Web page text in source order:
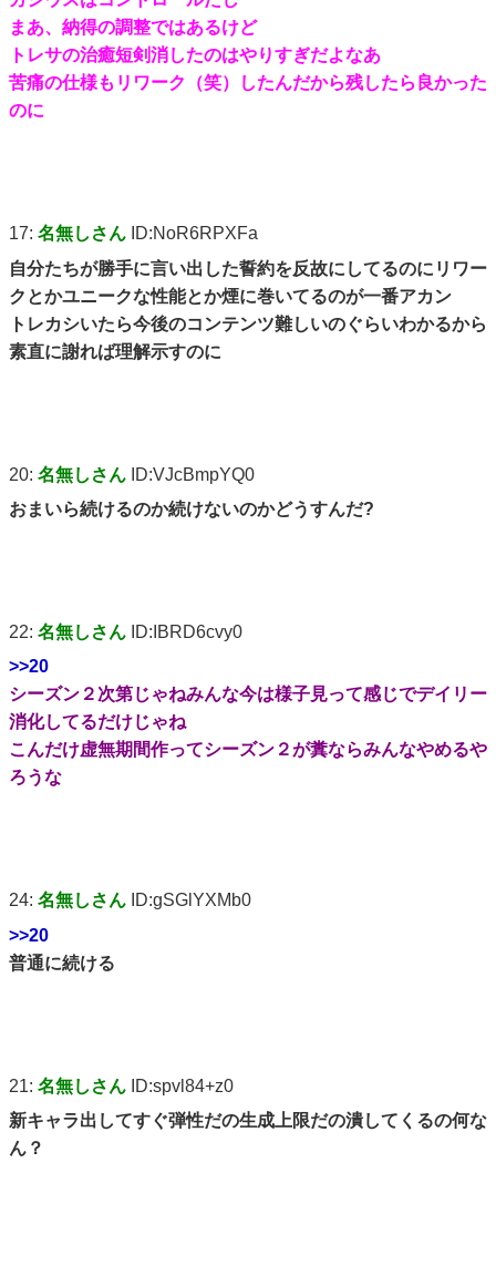
まあ、納得の調整ではあるけど
トレサの治癒短剣消したのはやりすぎだよなあ
苦痛の仕様もリワーク（笑）したんだから残したら良かった
のに
17: 名無しさん ID:NoR6RPXFa
自分たちが勝手に言い出した誓約を反故にしてるのにリワー
クとかユニークな性能とか煙に巻いてるのが一番アカン
トレカシいたら今後のコンテンツ難しいのぐらいわかるから
素直に謝れば理解示すのに
20: 名無しさん ID:VJcBmpYQ0
おまいら続けるのか続けないのかどうすんだ?
22: 名無しさん ID:IBRD6cvy0
>>20
シーズン２次第じゃねみんな今は様子見って感じでデイリー
消化してるだけじゃね
こんだけ虚無期間作ってシーズン２が糞ならみんなやめるや
ろうな
24: 名無しさん ID:gSGlYXMb0
>>20
普通に続ける
21: 名無しさん ID:spvl84+z0
新キャラ出してすぐ弾性だの生成上限だの潰してくるの何な
ん？